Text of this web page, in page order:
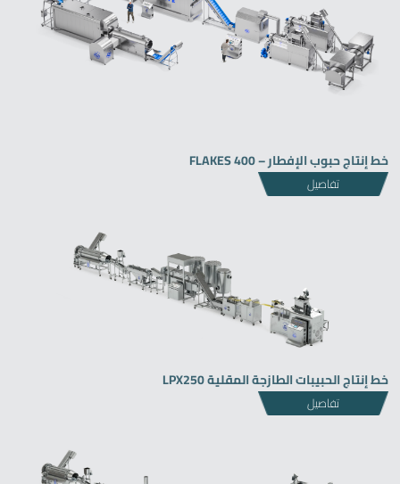
خط إنتاج حبوب الإفطار – FLAKES 400
تفاصيل
خط إنتاج الحبيبات الطازجة المقلية LPX250
تفاصيل